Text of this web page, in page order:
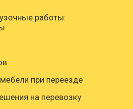
работы:
при переезде
на перевозку